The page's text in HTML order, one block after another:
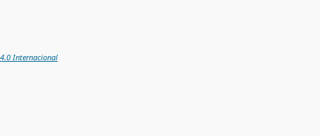
Internacional